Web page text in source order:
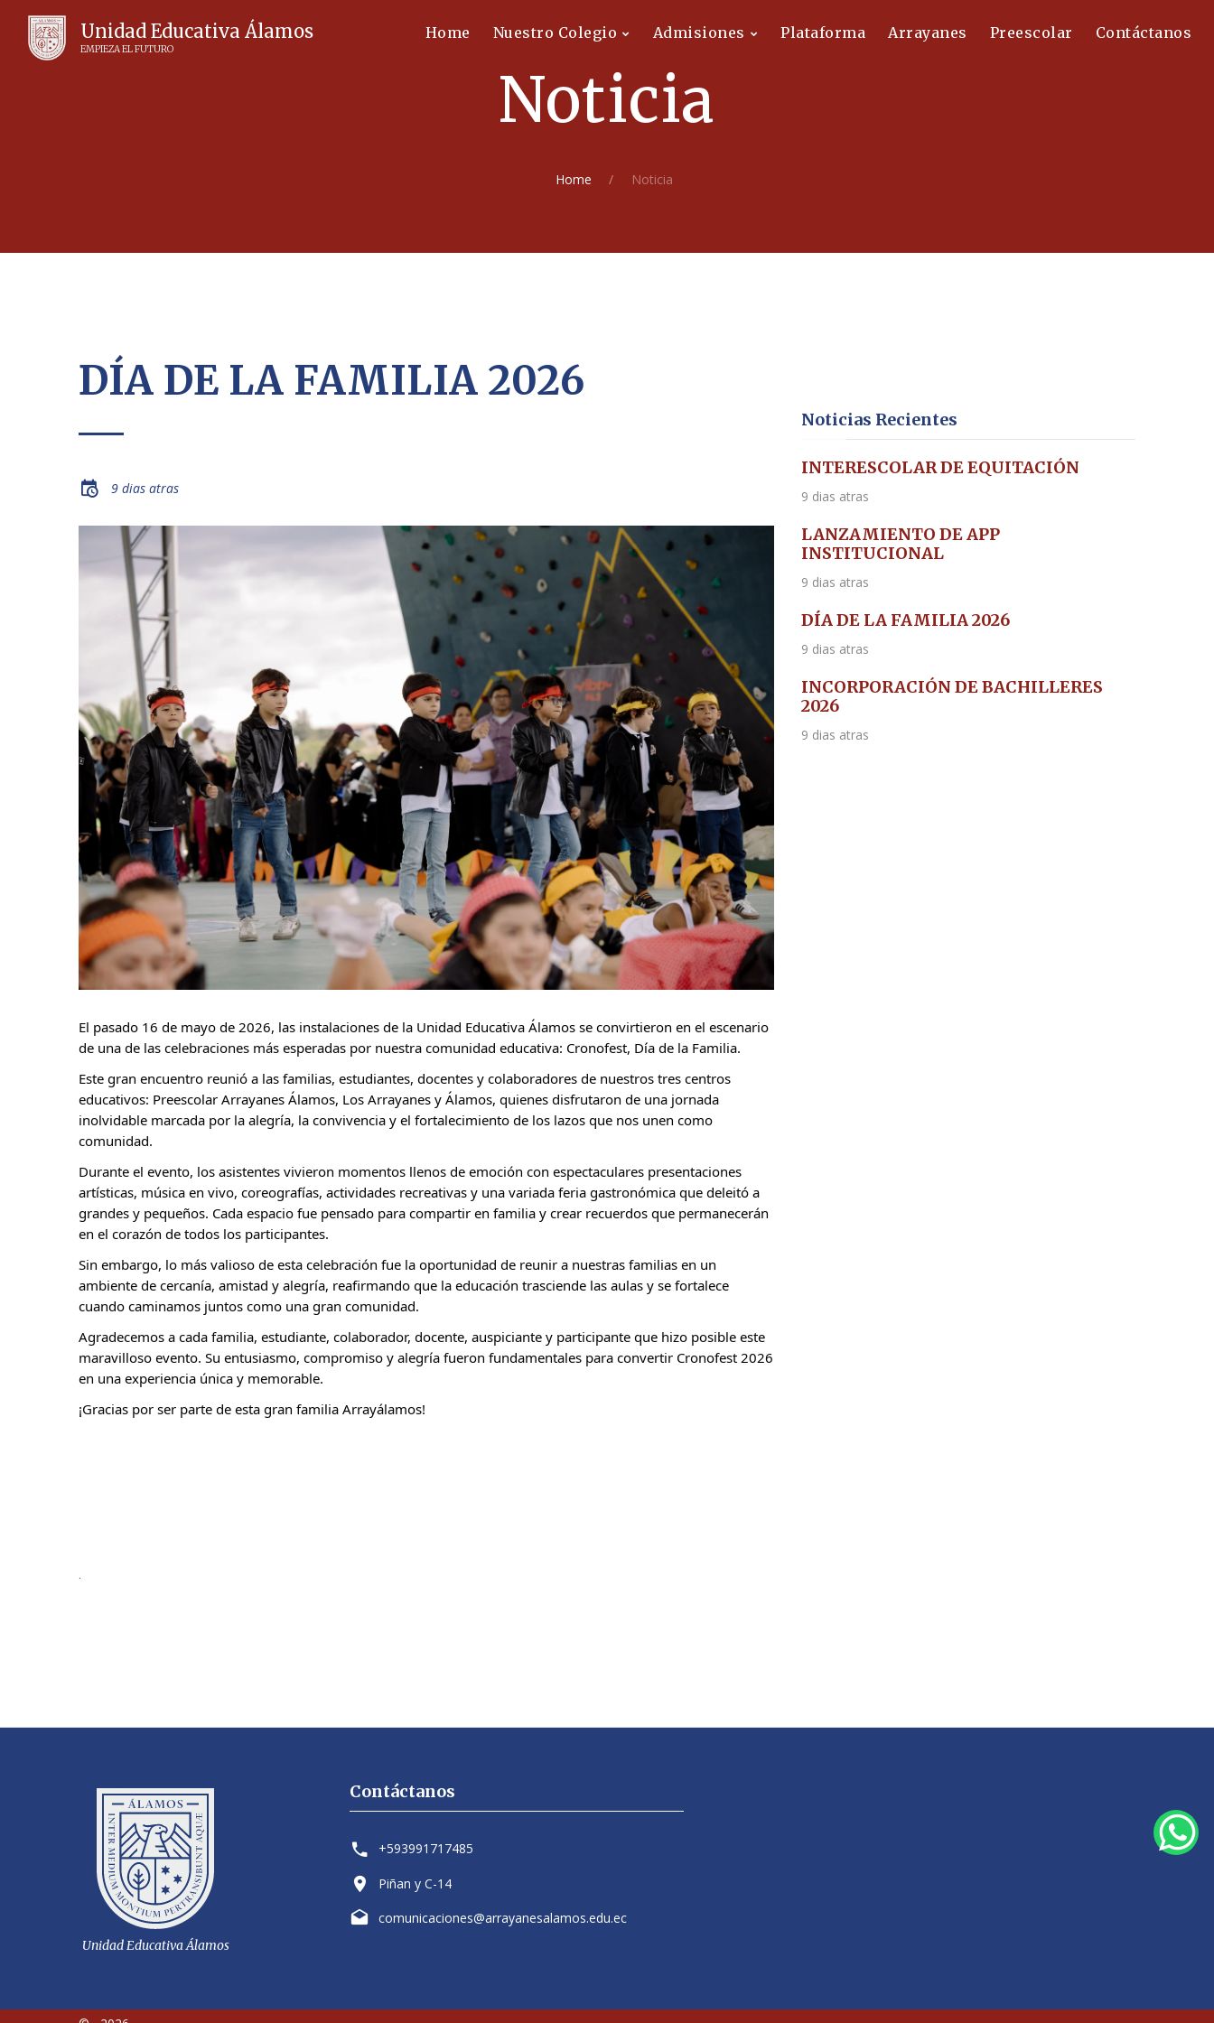
Unidad Educativa Álamos
EMPIEZA EL FUTURO
Home Nuestro Colegio Admisiones Plataforma Arrayanes Preescolar Contáctanos
Noticia
Home Noticia
DÍA DE LA FAMILIA 2026
9 dias atras
El pasado 16 de mayo de 2026, las instalaciones de la Unidad Educativa Álamos se convirtieron en el escenario
de una de las celebraciones más esperadas por nuestra comunidad educativa: Cronofest, Día de la Familia.
Este gran encuentro reunió a las familias, estudiantes, docentes y colaboradores de nuestros tres centros
educativos: Preescolar Arrayanes Álamos, Los Arrayanes y Álamos, quienes disfrutaron de una jornada
inolvidable marcada por la alegría, la convivencia y el fortalecimiento de los lazos que nos unen como
comunidad.
Durante el evento, los asistentes vivieron momentos llenos de emoción con espectaculares presentaciones
artísticas, música en vivo, coreografías, actividades recreativas y una variada feria gastronómica que deleitó a
grandes y pequeños. Cada espacio fue pensado para compartir en familia y crear recuerdos que permanecerán
en el corazón de todos los participantes.
Sin embargo, lo más valioso de esta celebración fue la oportunidad de reunir a nuestras familias en un
ambiente de cercanía, amistad y alegría, reafirmando que la educación trasciende las aulas y se fortalece
cuando caminamos juntos como una gran comunidad.
Agradecemos a cada familia, estudiante, colaborador, docente, auspiciante y participante que hizo posible este
maravilloso evento. Su entusiasmo, compromiso y alegría fueron fundamentales para convertir Cronofest 2026
en una experiencia única y memorable.
¡Gracias por ser parte de esta gran familia Arrayálamos!
Noticias Recientes
INTERESCOLAR DE EQUITACIÓN
9 dias atras
LANZAMIENTO DE APP
INSTITUCIONAL
9 dias atras
DÍA DE LA FAMILIA 2026
9 dias atras
INCORPORACIÓN DE BACHILLERES
2026
9 dias atras
Unidad Educativa Álamos
Contáctanos
+593991717485
Piñan y C-14
comunicaciones@arrayanesalamos.edu.ec